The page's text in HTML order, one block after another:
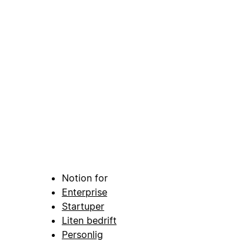
Notion for
Enterprise
Startuper
Liten bedrift
Personlig